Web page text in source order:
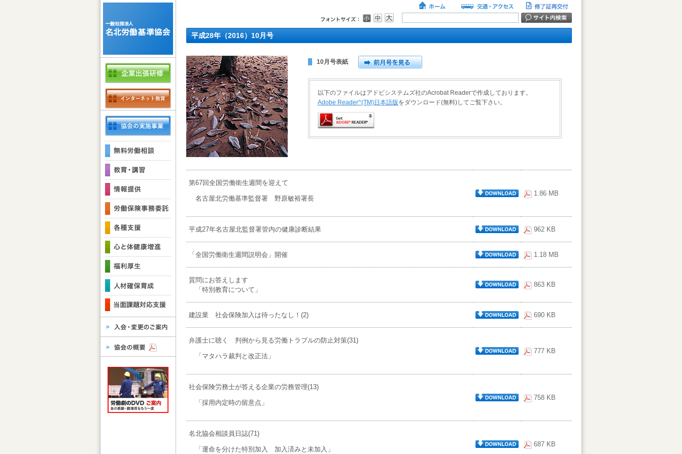
平成28年（2016）10月号
10月号表紙
以下のファイルはアドビシステムズ社のAcrobat Readerで作成しております。
Adobe Reader^(TM)日本語版をダウンロード(無料)してご覧下さい。
第67回全国労働衛生週間を迎えて
名古屋北労働基準監督署 野原敏裕署長
1.86 MB
平成27年名古屋北監督署管内の健康診断結果 962 KB
「全国労働衛生週間説明会」開催 1.18 MB
質問にお答えします
「特別教育について」
863 KB
建設業 社会保険加入は待ったなし！(2) 690 KB
弁護士に聴く 判例から見る労働トラブルの防止対策(31)
「マタハラ裁判と改正法」
777 KB
社会保険労務士が答える企業の労務管理(13)
「採用内定時の留意点」
758 KB
名北協会相談員日誌(71)
「運命を分けた特別加入 加入済みと未加入」
687 KB